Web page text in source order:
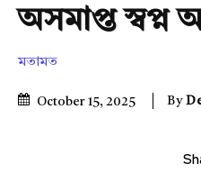
অসমাপ্ত
মতামত
October 15, 2025 By